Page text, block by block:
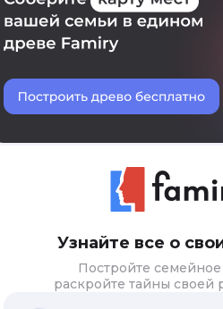
Узнайте все о
Постройте
раскройте тайны своей